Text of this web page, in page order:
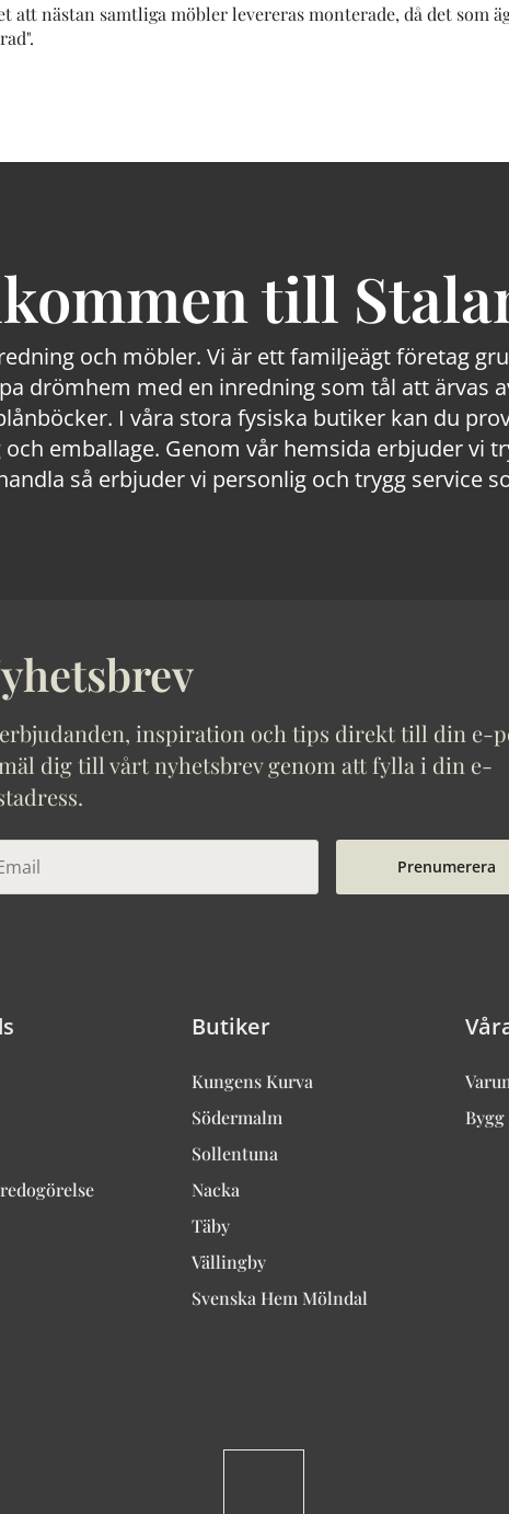
att nästan samtliga möbler levereras monterade, då det som
till
och möbler. Vi är ett familjeägt företag
drömhem med en inredning som tål att ärvas
I våra stora fysiska butiker kan du
emballage. Genom vår hemsida erbjuder vi
så erbjuder vi personlig och trygg service
inspiration och tips direkt till din e-
dig till vårt nyhetsbrev genom att fylla i din e-
Prenumerera
Butiker
Kungens Kurva
Södermalm
Sollentuna
Nacka
Täby
Vällingby
Svenska Hem Mölndal